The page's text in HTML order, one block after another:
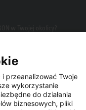
przeanalizować Twoje
wykorzystanie
do działania
biznesowych, pliki